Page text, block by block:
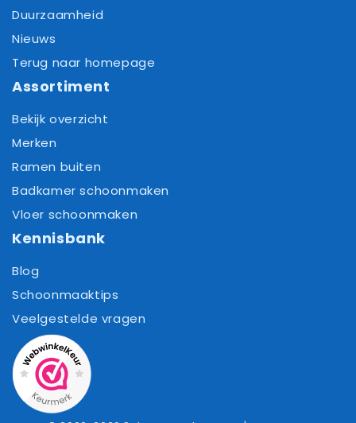
Duurzaamheid
Nieuws
Terug naar homepage
Assortiment
Bekijk overzicht
Merken
Ramen buiten
Badkamer schoonmaken
Vloer schoonmaken
Kennisbank
Blog
Schoonmaaktips
Veelgestelde vragen